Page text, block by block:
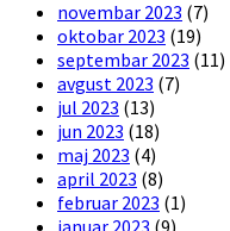
novembar 2023 (7)
oktobar 2023 (19)
septembar 2023 (11)
avgust 2023 (7)
jul 2023 (13)
jun 2023 (18)
maj 2023 (4)
april 2023 (8)
februar 2023 (1)